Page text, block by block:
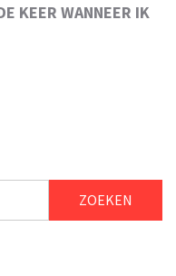
KEER WANNEER IK